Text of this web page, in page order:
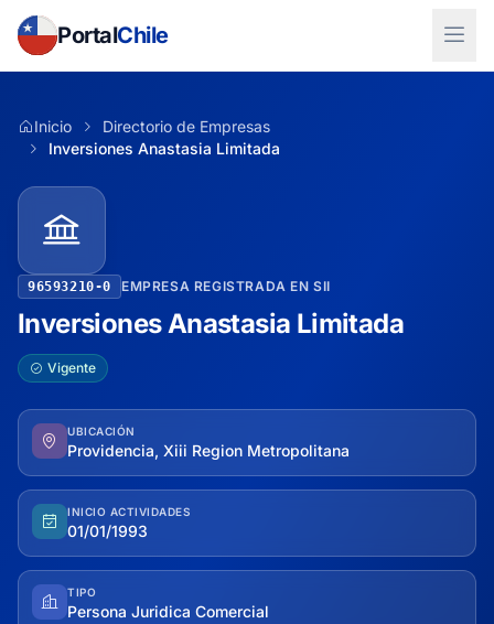
PortalChile
Inicio
Directorio de Empresas
Inversiones Anastasia Limitada
96593210-0 EMPRESA REGISTRADA EN SII
Inversiones Anastasia Limitada
Vigente
UBICACIÓN
Providencia, Xiii Region Metropolitana
INICIO ACTIVIDADES
01/01/1993
TIPO
Persona Juridica Comercial